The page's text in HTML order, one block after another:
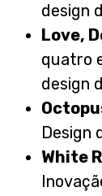
design
Love,
quatro
design
Design
White